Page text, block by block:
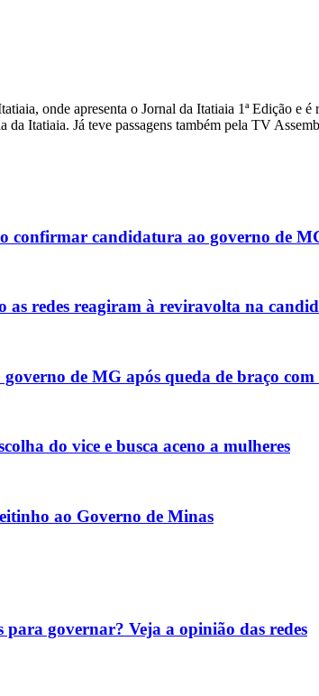
onde apresenta o Jornal da Itatiaia 1ª Edição
Itatiaia. Já teve passagens também pela TV
confirmar candidatura ao governo de
as redes reagiram à reviravolta na
de MG após queda de braço com
do vice e busca aceno a mulheres
ao Governo de Minas
governar? Veja a opinião das redes